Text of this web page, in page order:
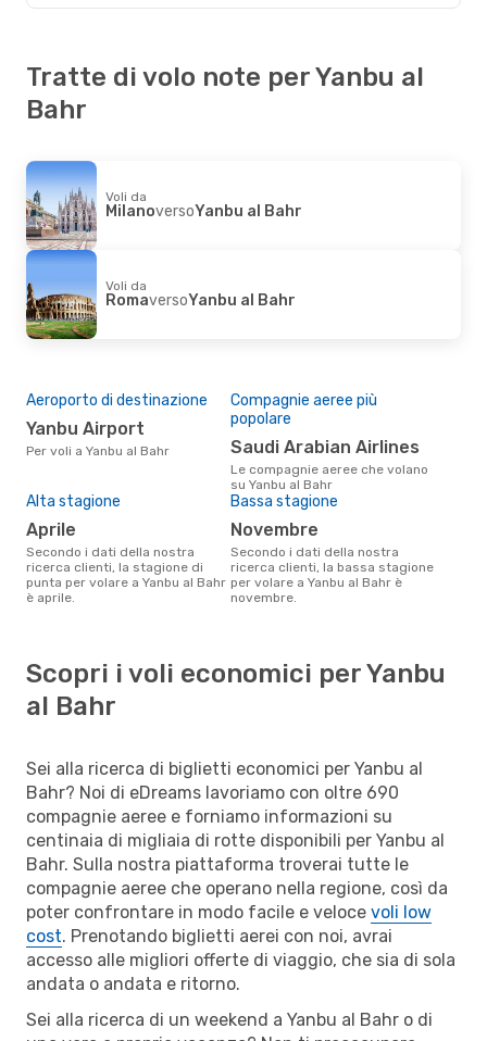
Yanbu Al Bahr
- Firenze
Tratte di volo note per Yanbu al
Bahr
Voli da
MilanoversoYanbu al Bahr
Voli da
RomaversoYanbu al Bahr
Aeroporto di destinazione
Yanbu Airport
Per voli a Yanbu al Bahr
Compagnie aeree più
popolare
Saudi Arabian Airlines
Le compagnie aeree che volano
su Yanbu al Bahr
Alta stagione
aprile
Secondo i dati della nostra
ricerca clienti, la stagione di
punta per volare a Yanbu al Bahr
è aprile.
Bassa stagione
novembre
Secondo i dati della nostra
ricerca clienti, la bassa stagione
per volare a Yanbu al Bahr è
novembre.
Scopri i voli economici per Yanbu
al Bahr
Sei alla ricerca di biglietti economici per Yanbu al
Bahr? Noi di eDreams lavoriamo con oltre 690
compagnie aeree e forniamo informazioni su
centinaia di migliaia di rotte disponibili per Yanbu al
Bahr. Sulla nostra piattaforma troverai tutte le
compagnie aeree che operano nella regione, così da
poter confrontare in modo facile e veloce voli low
cost. Prenotando biglietti aerei con noi, avrai
accesso alle migliori offerte di viaggio, che sia di sola
andata o andata e ritorno.
Sei alla ricerca di un weekend a Yanbu al Bahr o di